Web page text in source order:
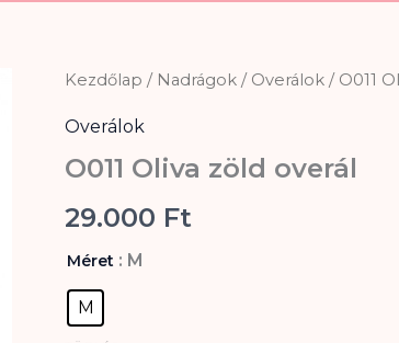
Kezdőlap / Nadrágok / Overálok / O011
Overálok
O011 Oliva zöld overál
29.000 Ft
Méret : M
M
O011
zöld
mennyiség